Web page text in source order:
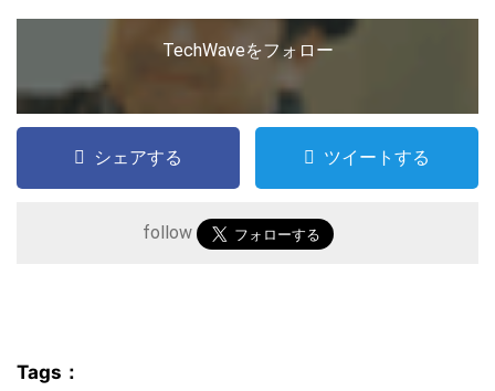
TechWaveをフォロー
シェアする ツイートする
follow
Tags：